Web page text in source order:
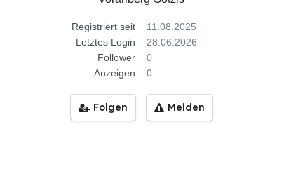
Registriert seit
11.08.2025
Letztes Login
28.06.2026
Follower
0
Anzeigen
0
Folgen Melden